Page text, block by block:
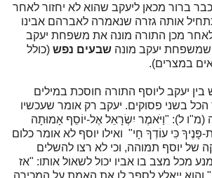
וכבר ברור מכאן ליעקב שהוא לא יחזור לאחר
אותה גזרה שנאמרה לאברהם אבינו
מכן התורה מונה את משפחת יעקב
יעקב מונה שבעים נפש (כולל
במצרים).
יעקב ליוסף התורה חוסכת במילים
בשני פסוקים. יעקב רק אומר שעכשיו
(מ"ו ל): "וַיֹּאמֶר יִשְׂרָאֵל אֶל-יוֹסֵף אָמוּתָה
כִּי עוֹדְךָ חָי" ואילו יוסף לא אומר כלום
של יוסף תמוהה, וכי לא רצו להשלים
מכל מצב בו אביו יכול לשאול אותו: "אז
והוא ייאלץ לספר לו את האמת על המכירה.